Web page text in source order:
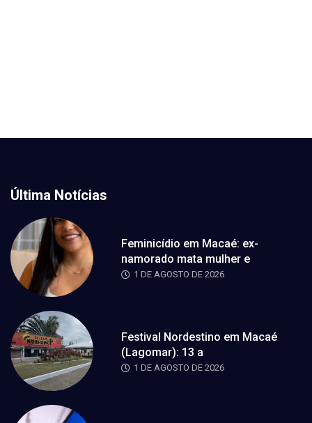
Última Notícias
Feminicídio em Macaé: ex-
namorado mata mulher e
1 DE AGOSTO DE 2026
Festival Nordestino em Macaé
(Lagomar): 13 a
1 DE AGOSTO DE 2026